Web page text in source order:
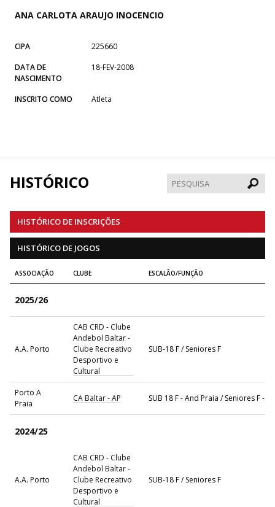
ANA CARLOTA ARAUJO INOCENCIO
CIPA
225660
DATA DE
NASCIMENTO
18-FEV-2008
INSCRITO COMO Atleta
HISTÓRICO
HISTÓRICO DE INSCRIÇÕES
HISTÓRICO DE JOGOS
ASSOCIAÇÃO CLUBE ESCALÃO/FUNÇÃO
2025/26
A.A. Porto
CAB CRD - Clube
Andebol Baltar -
Clube Recreativo
Desportivo e
Cultural
SUB-18 F / Seniores F
Porto A
Praia
CA Baltar - AP SUB 18 F - And Praia / Seniores F -
2024/25
A.A. Porto
CAB CRD - Clube
Andebol Baltar -
Clube Recreativo
Desportivo e
Cultural
SUB-18 F / Seniores F